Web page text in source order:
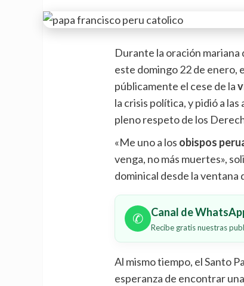
Durante la oración mariana
este domingo 22 de enero,
públicamente el cese de la
la crisis política, y pidió a
pleno respeto de los
«Me uno a los obispos
venga, no más muertes»,
dominical desde la ventana
✆ Canal de
Recibe gratis nuestras
Al mismo tiempo, el Santo
esperanza de encontrar